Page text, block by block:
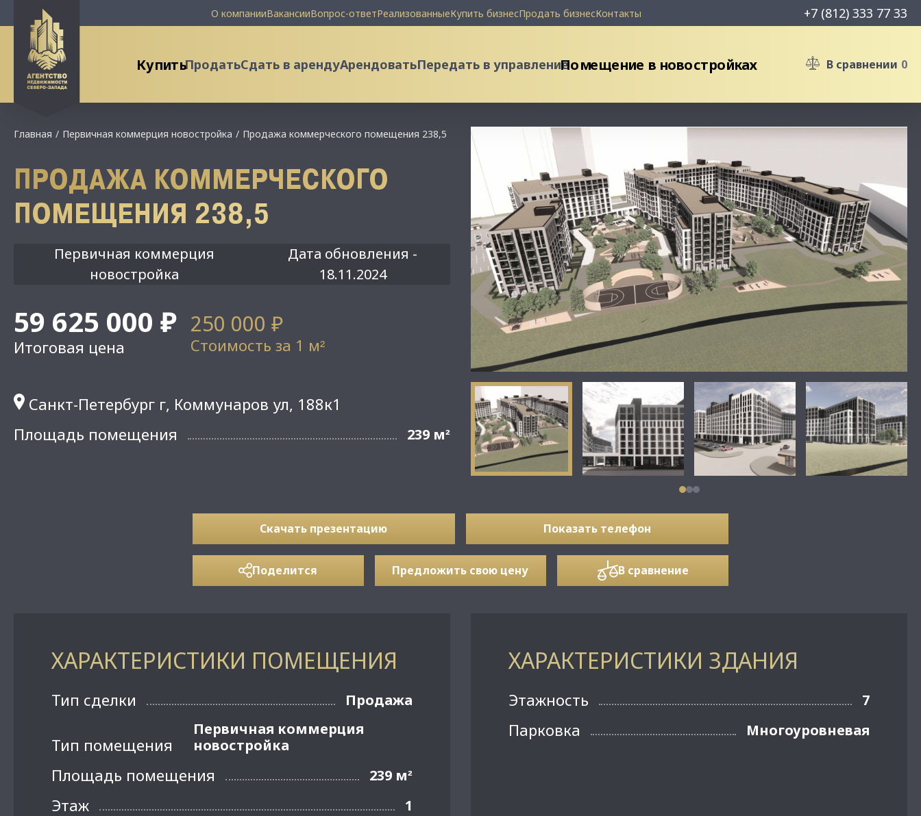
О компанииВакансииВопрос-ответРеализованныеКупить бизнесПродать бизнесКонтакты +7 (812) 333 77 33
КупитьПродатьСдать в арендуАрендоватьПередать в управлениеПомещение в новостройках В сравнении 0
Главная Первичная коммерция новостройка Продажа коммерческого помещения 238,5
ПРОДАЖА КОММЕРЧЕСКОГО
ПОМЕЩЕНИЯ 238,5
Первичная коммерция
новостройка
Дата обновления -
18.11.2024
59 625 000 ₽
Итоговая цена
250 000 ₽
Стоимость за 1 м²
Санкт-Петербург г, Коммунаров ул, 188к1
Площадь помещения
239 м²
Скачать презентацию Показать телефон
Поделится Предложить свою цену В сравнение
ХАРАКТЕРИСТИКИ ПОМЕЩЕНИЯ
Тип сделки Продажа
Тип помещения
Первичная коммерция
новостройка
Площадь помещения 239 м²
Этаж 1
ХАРАКТЕРИСТИКИ ЗДАНИЯ
Этажность 7
Парковка Многоуровневая